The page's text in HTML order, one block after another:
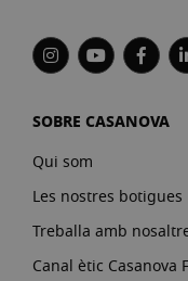
SOBRE CASANOVA
Qui som
Les nostres botigues
Treballa amb
Canal ètic Casanova